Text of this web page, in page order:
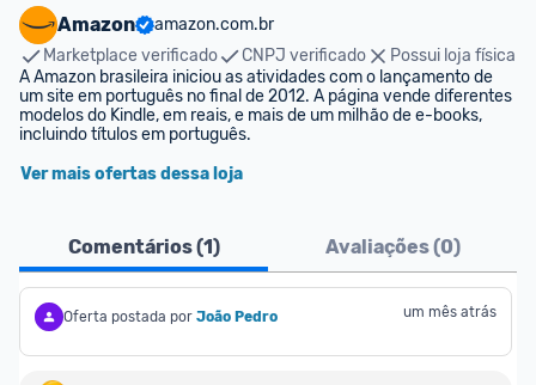
Amazon
amazon.com.br
Marketplace verificado
CNPJ verificado
Possui loja física
A Amazon brasileira iniciou as atividades com o lançamento de
um site em português no final de 2012. A página vende diferentes
modelos do Kindle, em reais, e mais de um milhão de e-books,
incluindo títulos em português.
Ver mais ofertas dessa loja
Comentários (1) Avaliações (0)
Oferta postada por João Pedro um mês atrás